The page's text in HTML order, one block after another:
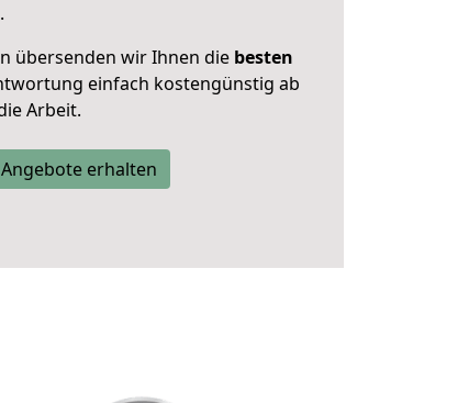
übersenden wir Ihnen die besten
einfach kostengünstig ab
Arbeit.
erhalten